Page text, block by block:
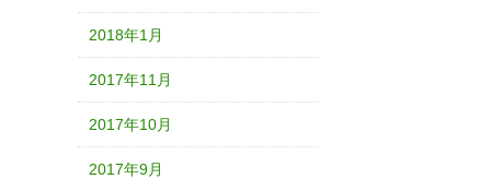
2018年1月
2017年11月
2017年10月
2017年9月